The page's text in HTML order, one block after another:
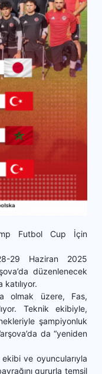
Futbol Cup İçin
29 Haziran 2025
düzenlenecek
olmak üzere, Fas,
Teknik ekibiyle,
şampiyonluk
da “yeniden
ve oyuncularıyla
gururla temsil